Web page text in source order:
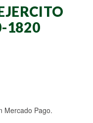
1820
Mercado Pago.